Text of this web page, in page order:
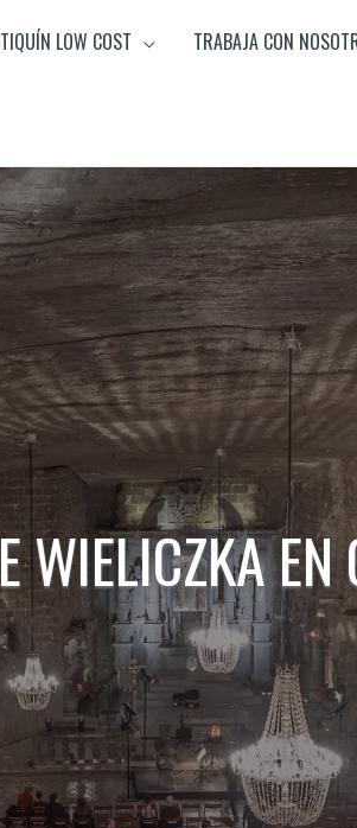
LOW COST TRABAJA CON
WIELICZKA